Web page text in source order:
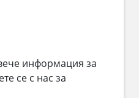
информация за
се с нас за